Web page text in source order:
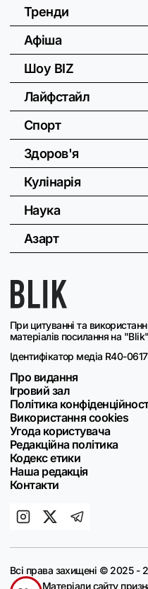
При цитуванні та
матеріалів посилання на
Ідентифікатор медіа R40-
Про видання
Ігровий зал
Політика
Використання cookies
Угода користувача
Редакційна політика
Кодекс етики
Наша редакція
Контакти
Тренди
Афіша
Шоу BIZ
Лайфстайл
Спорт
Здоров'я
Кулінарія
Наука
Азарт
Всі права захищені © 2025
Матеріали сайту